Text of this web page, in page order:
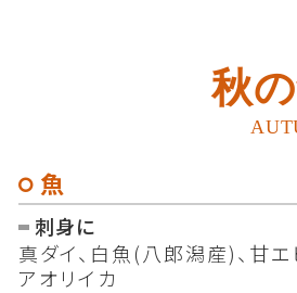
秋
魚
刺身に
真ダイ、白魚(八郎潟産)、甘エ
アオリイカ